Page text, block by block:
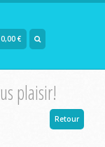
€
plaisir!
Retour